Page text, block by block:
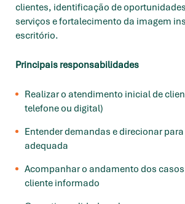
clientes, identificação de
serviços e fortalecimento da imagem
escritório.
Principais responsabilidades
Realizar o atendimento inicial de
telefone ou digital)
Entender demandas e direcionar
adequada
Acompanhar o andamento dos
cliente informado